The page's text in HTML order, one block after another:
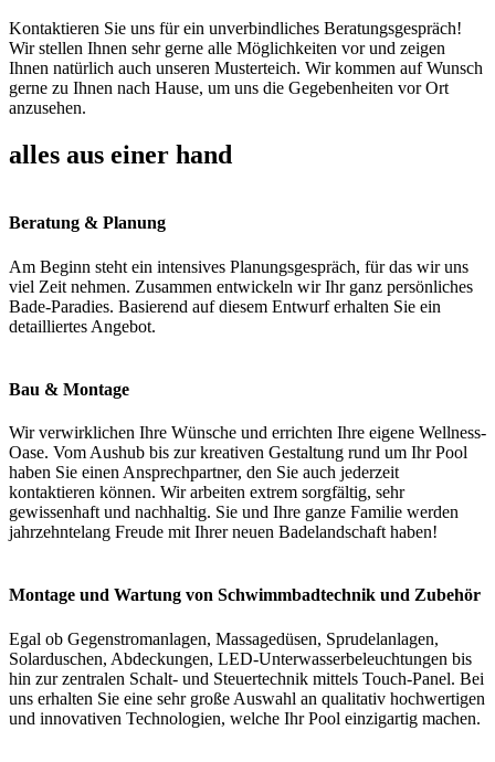
Kontaktieren Sie uns für ein unverbindliches Beratungsgespräch!
Wir stellen Ihnen sehr gerne alle Möglichkeiten vor und zeigen
Ihnen natürlich auch unseren Musterteich. Wir kommen auf Wunsch
gerne zu Ihnen nach Hause, um uns die Gegebenheiten vor Ort
anzusehen.
alles aus einer hand
Beratung & Planung
Am Beginn steht ein intensives Planungsgespräch, für das wir uns
viel Zeit nehmen. Zusammen entwickeln wir Ihr ganz persönliches
Bade-Paradies. Basierend auf diesem Entwurf erhalten Sie ein
detailliertes Angebot.
Bau & Montage
Wir verwirklichen Ihre Wünsche und errichten Ihre eigene Wellness-
Oase. Vom Aushub bis zur kreativen Gestaltung rund um Ihr Pool
haben Sie einen Ansprechpartner, den Sie auch jederzeit
kontaktieren können. Wir arbeiten extrem sorgfältig, sehr
gewissenhaft und nachhaltig. Sie und Ihre ganze Familie werden
jahrzehntelang Freude mit Ihrer neuen Badelandschaft haben!
Montage und Wartung von Schwimmbadtechnik und Zubehör
Egal ob Gegenstromanlagen, Massagedüsen, Sprudelanlagen,
Solarduschen, Abdeckungen, LED-Unterwasserbeleuchtungen bis
hin zur zentralen Schalt- und Steuertechnik mittels Touch-Panel. Bei
uns erhalten Sie eine sehr große Auswahl an qualitativ hochwertigen
und innovativen Technologien, welche Ihr Pool einzigartig machen.